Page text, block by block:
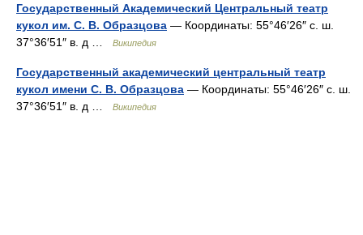
Государственный Академический Центральный театр
кукол им. С. В. Образцова — Координаты: 55°46′26″ с. ш.
37°36′51″ в. д …
Википедия
Государственный академический центральный театр
кукол имени С. В. Образцова — Координаты: 55°46′26″ с. ш.
37°36′51″ в. д …
Википедия